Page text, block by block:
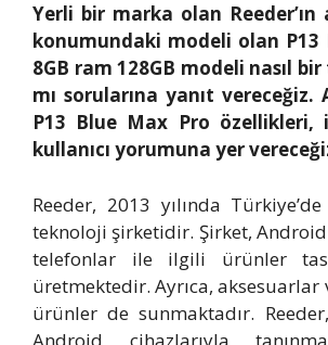
Yerli bir marka olan
konumundaki modeli olan P13
8GB ram 128GB modeli nasıl
mı sorularına yanıt vereceğiz.
P13 Blue Max Pro özellikleri,
kullanıcı yorumuna yer
Reeder, 2013 yılında
teknoloji şirketidir. Şirket, Android
telefonlar ile ilgili ürünler
üretmektedir. Ayrıca,
ürünler de sunmaktadır.
Android cihazlarıyla